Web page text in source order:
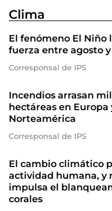
Clima
El fenómeno El Niño
fuerza entre agosto
Corresponsal de IPS
Incendios arrasan
hectáreas en Europa
Norteamérica
Corresponsal de IPS
El cambio climático
actividad humana, y
impulsa el
corales